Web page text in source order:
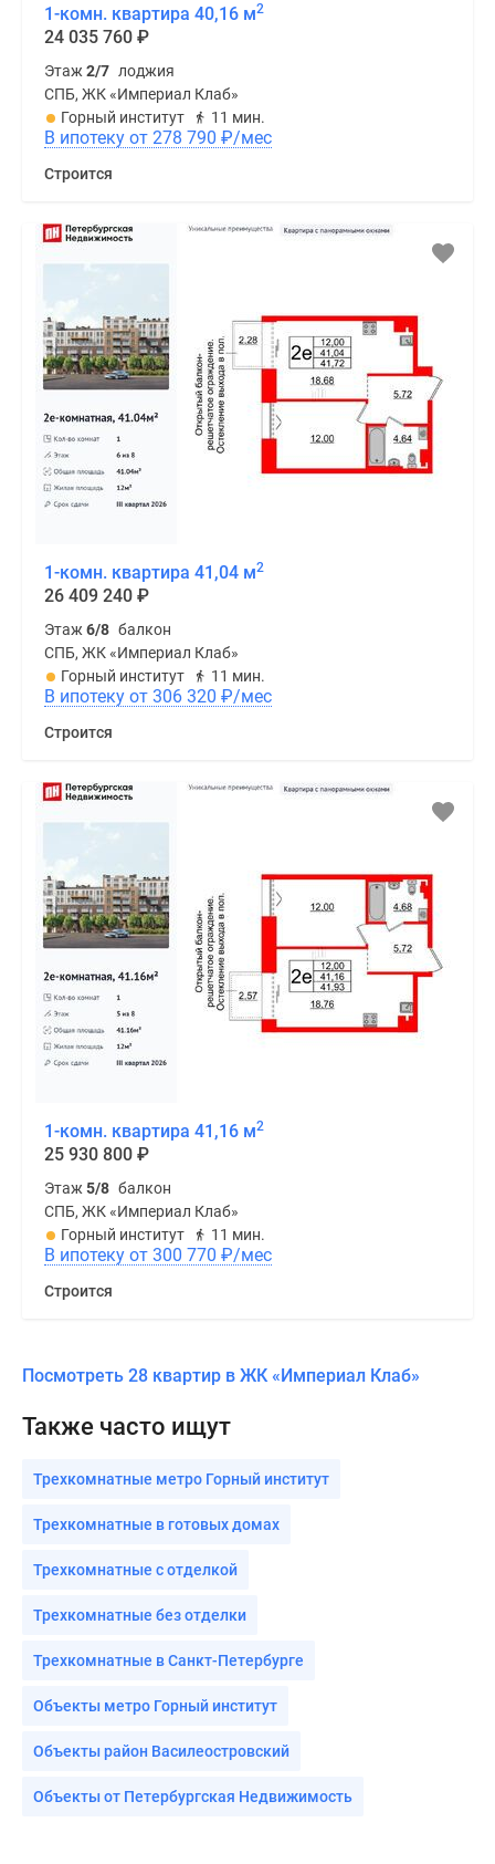
1-комн. квартира 40,16 м2
24 035 760 ₽
Этаж2/7 лоджия
СПБ, ЖК «Империал Клаб»
Горный институт
11 мин.
В ипотеку от 278 790 ₽/мес
Строится
1-комн. квартира 41,04 м2
26 409 240 ₽
Этаж6/8 балкон
СПБ, ЖК «Империал Клаб»
Горный институт
11 мин.
В ипотеку от 306 320 ₽/мес
Строится
1-комн. квартира 41,16 м2
25 930 800 ₽
Этаж5/8 балкон
СПБ, ЖК «Империал Клаб»
Горный институт
11 мин.
В ипотеку от 300 770 ₽/мес
Строится
Посмотреть 28 квартир в ЖК «Империал Клаб»
Также часто ищут
Трехкомнатные метро Горный институт
Трехкомнатные в готовых домах
Трехкомнатные с отделкой
Трехкомнатные без отделки
Трехкомнатные в Санкт-Петербурге
Объекты метро Горный институт
Объекты район Василеостровский
Объекты от Петербургская Недвижимость